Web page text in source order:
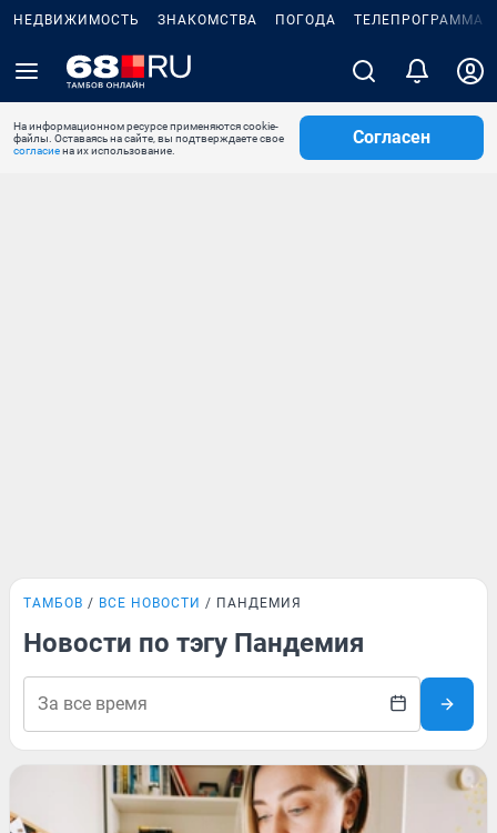
НЕДВИЖИМОСТЬ ЗНАКОМСТВА ПОГОДА ТЕЛЕПРОГРАММА
На информационном ресурсе применяются cookie-
файлы. Оставаясь на сайте, вы подтверждаете свое
согласиена их использование.
Согласен
ТАМБОВ ВСЕ НОВОСТИ ПАНДЕМИЯ
Новости по тэгу Пандемия